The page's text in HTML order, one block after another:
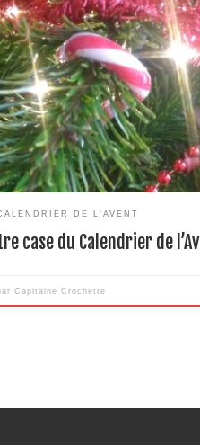
au 25 décembre, la Radio sous la
pour attendre Noël avec les oreilles.
16h et à 20h, et ici, sur internet.
DE L'AVENT
case du Calendrier de
Capitaine Crochette